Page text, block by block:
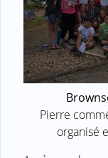
Pierre
organisé